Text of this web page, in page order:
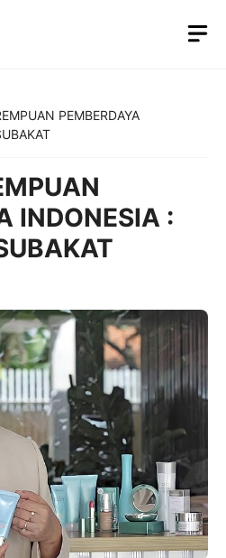
PEMBERDAYA
INDONESIA :